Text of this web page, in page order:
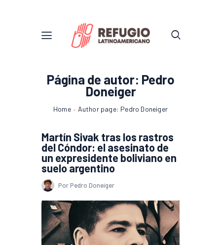
Página de autor: Pedro
Doneiger
Home Author page: Pedro Doneiger
Martín Sivak tras los rastros
del Cóndor: el asesinato de
un expresidente boliviano en
suelo argentino
Por Pedro Doneiger